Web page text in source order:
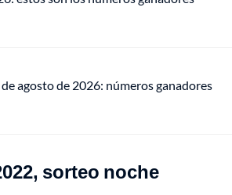
agosto de 2026: números ganadores
sorteo noche